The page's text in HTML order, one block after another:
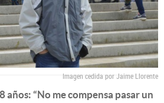
Imagen cedida por Jaime Llorente
“No me compensa pasar un